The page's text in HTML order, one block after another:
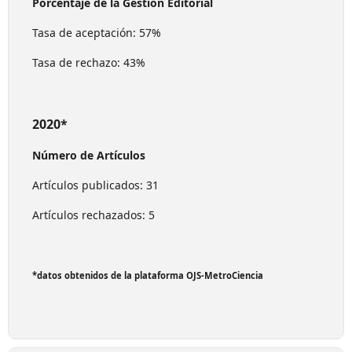
Tasa de aceptación: 57%
Tasa de rechazo: 43%
2020*
Número de Artículos
Artículos publicados: 31
Artículos rechazados: 5
*datos obtenidos de la plataforma OJS-MetroCiencia